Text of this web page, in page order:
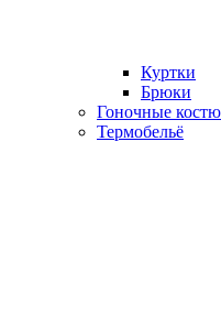
Куртки
Брюки
Гоночные
Термобельё